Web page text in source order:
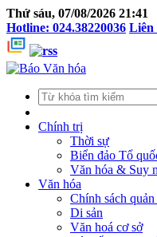
Thứ sáu, 07/08/2026 21:41
Hotline: 024.38220036 Liên
Chính trị
Thời sự
Biển đảo Tổ
Văn hóa & Suy
Văn hóa
Chính sách
Di sản
Văn hoá cơ sở